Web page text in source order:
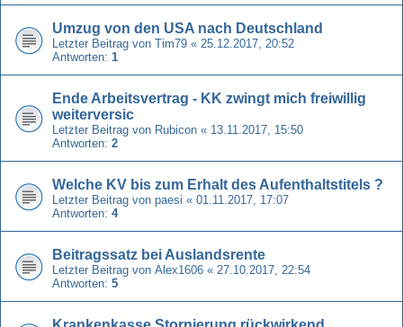
Umzug von den USA nach Deutschland
Letzter Beitrag von Tim79 « 25.12.2017, 20:52
Antworten: 1
Ende Arbeitsvertrag - KK zwingt mich freiwillig
weiterversic
Letzter Beitrag von Rubicon « 13.11.2017, 15:50
Antworten: 2
Welche KV bis zum Erhalt des Aufenthaltstitels ?
Letzter Beitrag von paesi « 01.11.2017, 17:07
Antworten: 4
Beitragssatz bei Auslandsrente
Letzter Beitrag von Alex1606 « 27.10.2017, 22:54
Antworten: 5